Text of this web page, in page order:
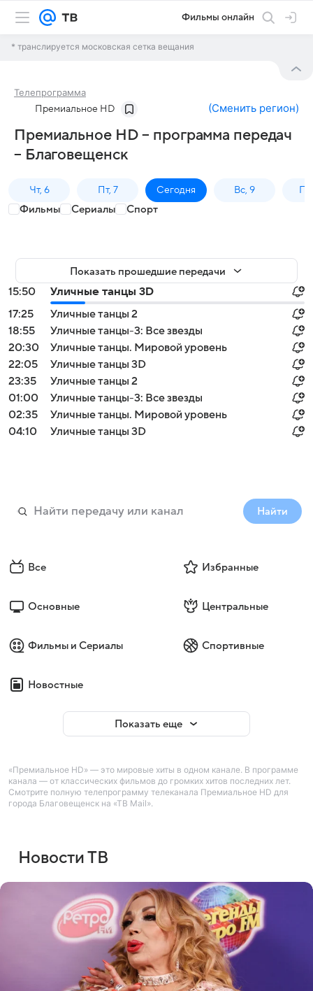
Фильмы онлайн
* транслируется московская сетка вещания
Телепрограмма
Премиальное HD (Сменить регион)
Премиальное HD – программа передач
– Благовещенск
Чт, 6 Пт, 7 Сегодня Вс, 9
Фильмы Сериалы Спорт
Показать прошедшие передачи
15:50
Уличные танцы 3D
17:25
Уличные танцы 2
18:55
Уличные танцы-3: Все звезды
20:30
Уличные танцы. Мировой уровень
22:05
Уличные танцы 3D
23:35
Уличные танцы 2
01:00
Уличные танцы-3: Все звезды
02:35
Уличные танцы. Мировой уровень
04:10
Уличные танцы 3D
Найти
Все Избранные
Основные Центральные
Фильмы и Сериалы Спортивные
Новостные
Показать еще
«Премиальное HD» — это мировые хиты в одном канале. В программе
канала — от классических фильмов до громких хитов последних лет.
Смотрите полную телепрограмму телеканала Премиальное HD для
города Благовещенск на «ТВ Mail».
Новости ТВ